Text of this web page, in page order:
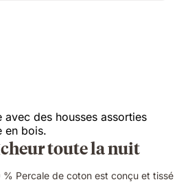
toute la nuit
Percale de coton est conçu et tissé